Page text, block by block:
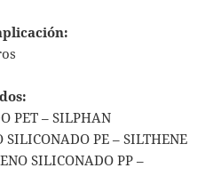
PET – SILPHAN
PE – SILTHENE
SILICONADO PP –